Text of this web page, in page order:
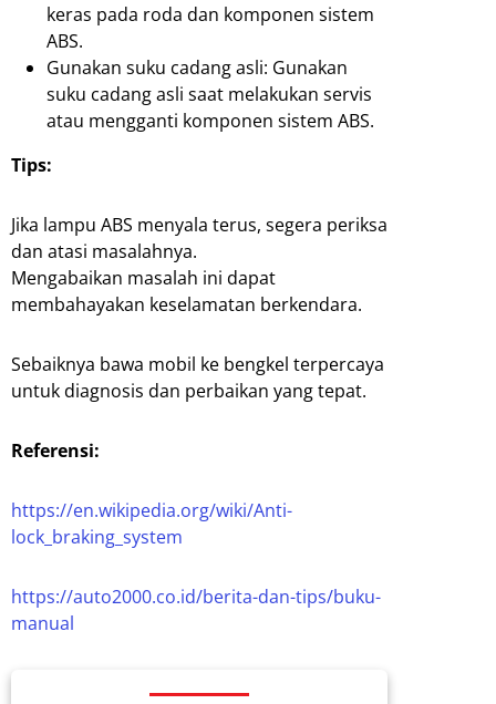
keras pada roda dan komponen sistem
ABS.
Gunakan suku cadang asli: Gunakan
suku cadang asli saat melakukan servis
atau mengganti komponen sistem ABS.
Tips:
Jika lampu ABS menyala terus, segera periksa
dan atasi masalahnya.
Mengabaikan masalah ini dapat
membahayakan keselamatan berkendara.
Sebaiknya bawa mobil ke bengkel terpercaya
untuk diagnosis dan perbaikan yang tepat.
Referensi:
https://en.wikipedia.org/wiki/Anti-
lock_braking_system
https://auto2000.co.id/berita-dan-tips/buku-
manual